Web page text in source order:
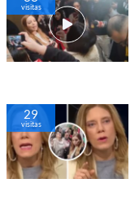
visitas
29
visitas